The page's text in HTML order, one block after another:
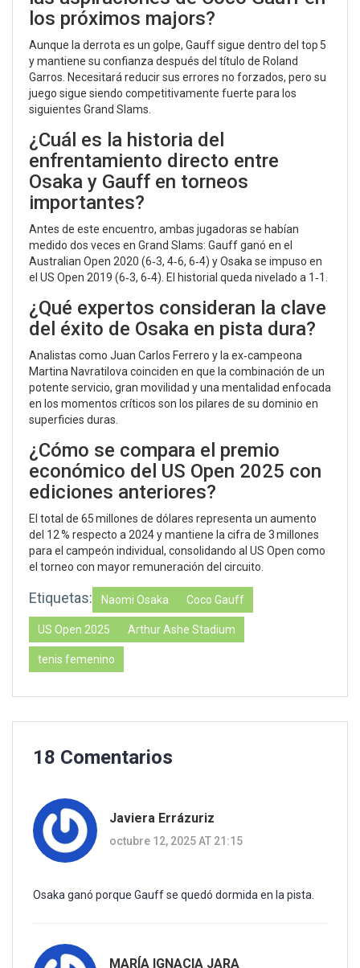
los próximos majors?
Aunque la derrota es un golpe, Gauff sigue dentro del top 5
y mantiene su confianza después del título de Roland
Garros. Necesitará reducir sus errores no forzados, pero su
juego sigue siendo competitivamente fuerte para los
siguientes Grand Slams.
¿Cuál es la historia del
enfrentamiento directo entre
Osaka y Gauff en torneos
importantes?
Antes de este encuentro, ambas jugadoras se habían
medido dos veces en Grand Slams: Gauff ganó en el
Australian Open 2020 (6‑3, 4‑6, 6‑4) y Osaka se impuso en
el US Open 2019 (6‑3, 6‑4). El historial queda nivelado a 1‑1.
¿Qué expertos consideran la clave
del éxito de Osaka en pista dura?
Analistas como Juan Carlos Ferrero y la ex‑campeona
Martina Navratilova coinciden en que la combinación de un
potente servicio, gran movilidad y una mentalidad enfocada
en los momentos críticos son los pilares de su dominio en
superficies duras.
¿Cómo se compara el premio
económico del US Open 2025 con
ediciones anteriores?
El total de 65 millones de dólares representa un aumento
del 12 % respecto a 2024 y mantiene la cifra de 3 millones
para el campeón individual, consolidando al US Open como
el torneo con mayor remuneración del circuito.
Etiquetas: Naomi Osaka Coco Gauff
US Open 2025 Arthur Ashe Stadium
tenis femenino
18 Comentarios
Javiera Errázuriz
octubre 12, 2025 AT 21:15
Osaka ganó porque Gauff se quedó dormida en la pista.
MARÍA IGNACIA JARA